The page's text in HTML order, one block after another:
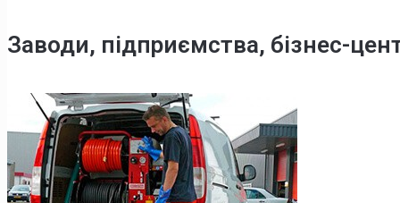
Заводи, підприємства, бізнес-